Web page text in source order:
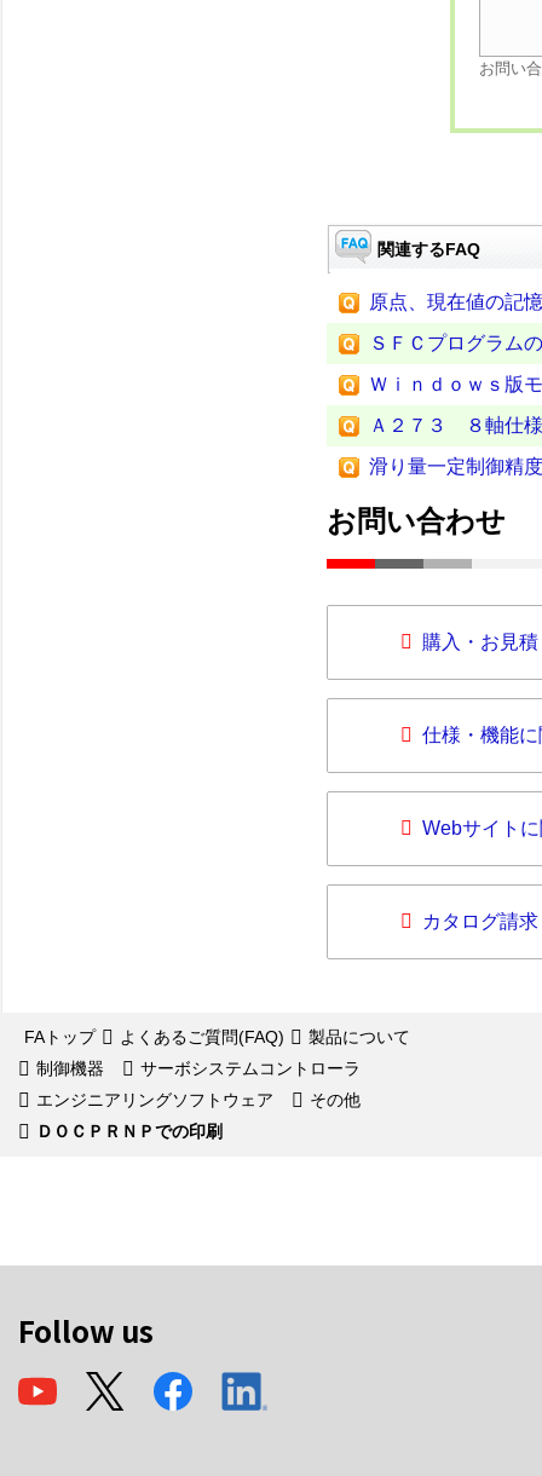
お問い
関連するFAQ
原点、現在値の記
ＳＦＣプログラム
Ｗｉｎｄｏｗｓ版
Ａ２７３ ８軸仕
滑り量一定制御精度
お問い合わせ
購入・お見
仕様・機能
Webサイト
カタログ請求
FAトップ よくあるご質問(FAQ)
製品について
制御機器
サーボシステムコントローラ
エンジニアリングソフトウェア
その他
ＤＯＣＰＲＮＰでの印刷
Follow us